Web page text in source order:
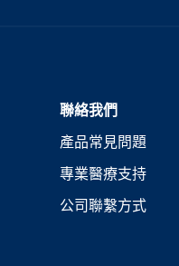
聯絡我們
產品常見問題
專業醫療支持
公司聯繫方式